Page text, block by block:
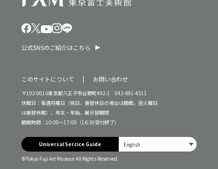
公式SNSのご紹介はこちら
このサイトについて お問い合わせ
〒192-0016東京都八王子市谷野町492-1 042-691-4511
休館日：毎週月曜日（祝日、振替休日の場合は開館。翌火曜日
は振替休館）、年末・年始、展示替期間
開館時間：10:00～17:00（16:30受付終了）
Universal Sercice Guide
©Tokyo Fuji Art Museun All Rights Reserved.